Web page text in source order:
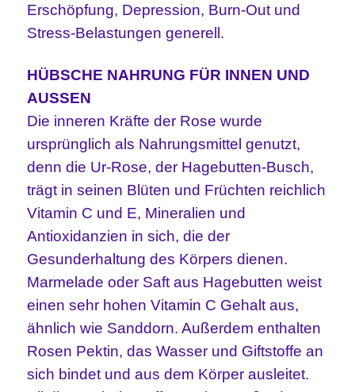
Erschöpfung, Depression, Burn-Out und
Stress-Belastungen generell.
HÜBSCHE NAHRUNG FÜR INNEN UND
AUSSEN
Die inneren Kräfte der Rose wurde
ursprünglich als Nahrungsmittel genutzt,
denn die Ur-Rose, der Hagebutten-Busch,
trägt in seinen Blüten und Früchten reichlich
Vitamin C und E, Mineralien und
Antioxidanzien in sich, die der
Gesunderhaltung des Körpers dienen.
Marmelade oder Saft aus Hagebutten weist
einen sehr hohen Vitamin C Gehalt aus,
ähnlich wie Sanddorn. Außerdem enthalten
Rosen Pektin, das Wasser und Giftstoffe an
sich bindet und aus dem Körper ausleitet.